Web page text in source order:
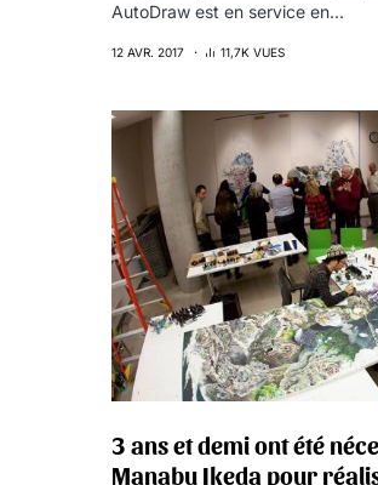
AutoDraw est en service en…
12 AVR. 2017 11,7K VUES
3 ans et demi ont été
Manabu Ikeda pour